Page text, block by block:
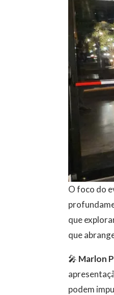
O foco do
que
que
🎤 Marlon
podem